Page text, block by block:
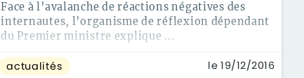
Face à l’avalanche de réactions négatives des
internautes, l’organisme de réflexion dépendant
du Premier ministre explique ...
actualités le 19/12/2016